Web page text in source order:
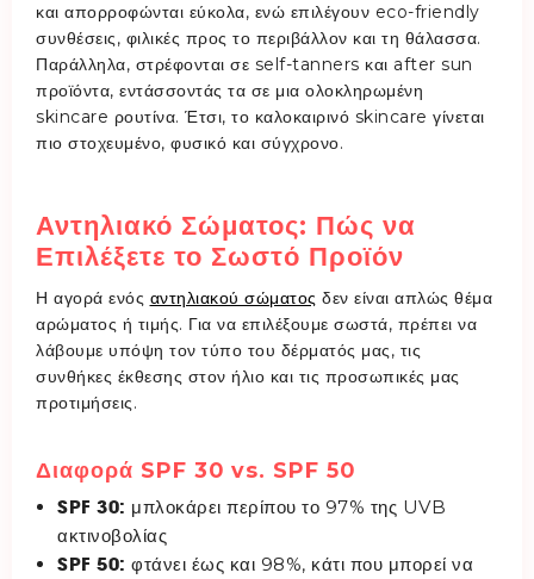
και απορροφώνται εύκολα, ενώ επιλέγουν eco-friendly
συνθέσεις, φιλικές προς το περιβάλλον και τη θάλασσα.
Παράλληλα, στρέφονται σε self-tanners και after sun
προϊόντα, εντάσσοντάς τα σε μια ολοκληρωμένη
skincare ρουτίνα. Έτσι, το καλοκαιρινό skincare γίνεται
πιο στοχευμένο, φυσικό και σύγχρονο.
Αντηλιακό Σώματος: Πώς να
Επιλέξετε το Σωστό Προϊόν
Η αγορά ενός αντηλιακού σώματος δεν είναι απλώς θέμα
αρώματος ή τιμής. Για να επιλέξουμε σωστά, πρέπει να
λάβουμε υπόψη τον τύπο του δέρματός μας, τις
συνθήκες έκθεσης στον ήλιο και τις προσωπικές μας
προτιμήσεις.
Διαφορά SPF 30 vs. SPF 50
SPF 30: μπλοκάρει περίπου το 97% της UVB
ακτινοβολίας
SPF 50: φτάνει έως και 98%, κάτι που μπορεί να